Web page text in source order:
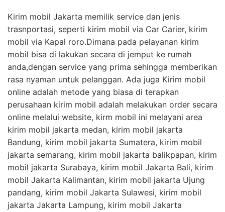
Kirim mobil Jakarta memilik service dan jenis
trasnportasi, seperti kirim mobil via Car Carier, kirim
mobil via Kapal roro.Dimana pada pelayanan kirim
mobil bisa di lakukan secara di jemput ke rumah
anda,dengan service yang prima sehingga memberikan
rasa nyaman untuk pelanggan. Ada juga Kirim mobil
online adalah metode yang biasa di terapkan
perusahaan kirim mobil adalah melakukan order secara
online melalui website, kirm mobil ini melayani area
kirim mobil jakarta medan, kirim mobil jakarta
Bandung, kirim mobil jakarta Sumatera, kirim mobil
jakarta semarang, kirim mobil jakarta balikpapan, kirim
mobil jakarta Surabaya, kirim mobil Jakarta Bali, kirim
mobil Jakarta Kalimantan, kirim mobil jakarta Ujung
pandang, kirim mobil Jakarta Sulawesi, kirim mobil
jakarta Jakarta Lampung, kirim mobil Jakarta